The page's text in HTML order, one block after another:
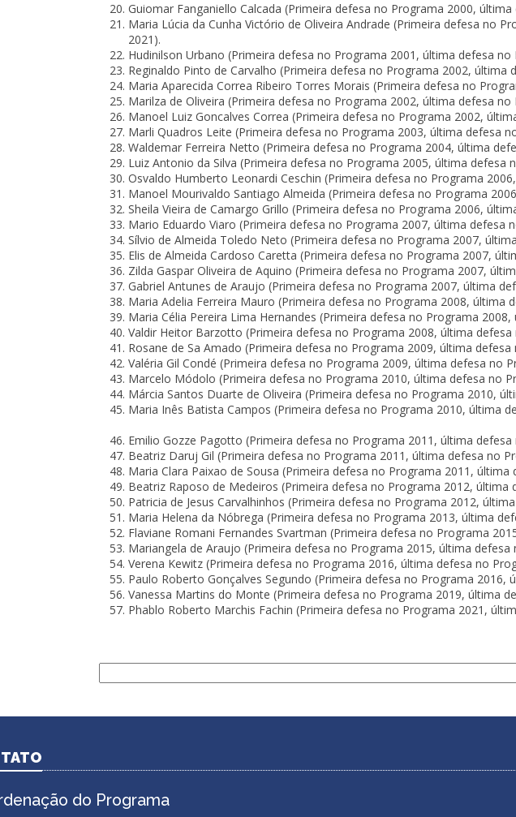
Guiomar Fanganiello Calcada (Primeira defesa no Programa 2000,
Maria Lúcia da Cunha Victório de Oliveira Andrade (Primeira defesa no
2021).
Hudinilson Urbano (Primeira defesa no Programa 2001, última defesa no
Reginaldo Pinto de Carvalho (Primeira defesa no Programa 2002, última
Maria Aparecida Correa Ribeiro Torres Morais (Primeira defesa no
Marilza de Oliveira (Primeira defesa no Programa 2002, última defesa no
Manoel Luiz Goncalves Correa (Primeira defesa no Programa 2002,
Marli Quadros Leite (Primeira defesa no Programa 2003, última defesa
Waldemar Ferreira Netto (Primeira defesa no Programa 2004, última
Luiz Antonio da Silva (Primeira defesa no Programa 2005, última defesa
Osvaldo Humberto Leonardi Ceschin (Primeira defesa no Programa
Manoel Mourivaldo Santiago Almeida (Primeira defesa no Programa
Sheila Vieira de Camargo Grillo (Primeira defesa no Programa 2006,
Mario Eduardo Viaro (Primeira defesa no Programa 2007, última defesa
Sílvio de Almeida Toledo Neto (Primeira defesa no Programa 2007,
Elis de Almeida Cardoso Caretta (Primeira defesa no Programa 2007,
Zilda Gaspar Oliveira de Aquino (Primeira defesa no Programa 2007,
Gabriel Antunes de Araujo (Primeira defesa no Programa 2007, última
Maria Adelia Ferreira Mauro (Primeira defesa no Programa 2008, última
Maria Célia Pereira Lima Hernandes (Primeira defesa no Programa
Valdir Heitor Barzotto (Primeira defesa no Programa 2008, última defesa
Rosane de Sa Amado (Primeira defesa no Programa 2009, última
Valéria Gil Condé (Primeira defesa no Programa 2009, última defesa no
Marcelo Módolo (Primeira defesa no Programa 2010, última defesa no
Márcia Santos Duarte de Oliveira (Primeira defesa no Programa 2010,
Maria Inês Batista Campos (Primeira defesa no Programa 2010, última
Emilio Gozze Pagotto (Primeira defesa no Programa 2011, última
Beatriz Daruj Gil (Primeira defesa no Programa 2011, última defesa no
Maria Clara Paixao de Sousa (Primeira defesa no Programa 2011, última
Beatriz Raposo de Medeiros (Primeira defesa no Programa 2012, última
Patricia de Jesus Carvalhinhos (Primeira defesa no Programa 2012,
Maria Helena da Nóbrega (Primeira defesa no Programa 2013, última
Flaviane Romani Fernandes Svartman (Primeira defesa no Programa
Mariangela de Araujo (Primeira defesa no Programa 2015, última defesa
Verena Kewitz (Primeira defesa no Programa 2016, última defesa no
Paulo Roberto Gonçalves Segundo (Primeira defesa no Programa 2016,
Vanessa Martins do Monte (Primeira defesa no Programa 2019, última
Phablo Roberto Marchis Fachin (Primeira defesa no Programa 2021,
do Programa